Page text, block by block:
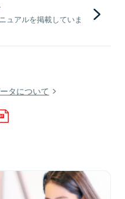
ュアルを掲載していま
タについて